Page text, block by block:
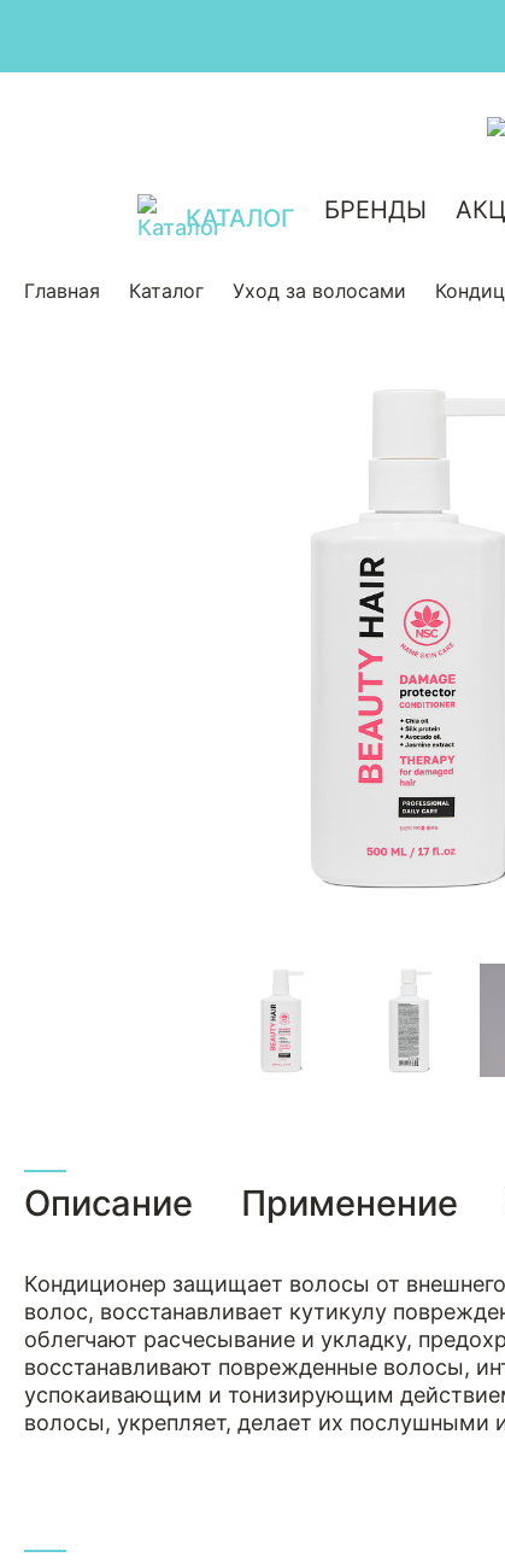
КАТАЛОГ БРЕНДЫ
Главная Каталог Уход за волосами
Описание Применение
Кондиционер защищает волосы от
волос, восстанавливает кутикулу
облегчают расчесывание и укладку,
восстанавливают поврежденные волосы,
успокаивающим и тонизирующим
волосы, укрепляет, делает их послушными